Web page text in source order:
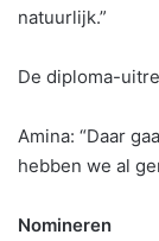
natuurlijk.”
De diploma-
Amina: “Daar
hebben we al
Nomineren